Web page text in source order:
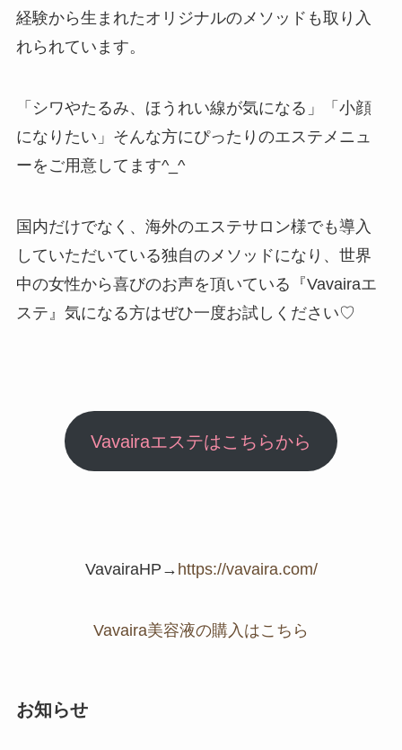
経験から生まれたオリジナルのメソッドも取り入
れられています。
「シワやたるみ、ほうれい線が気になる」「小顔
になりたい」そんな方にぴったりのエステメニュ
ーをご用意してます^_^
国内だけでなく、海外のエステサロン様でも導入
していただいている独自のメソッドになり、世界
中の女性から喜びのお声を頂いている『Vavairaエ
ステ』気になる方はぜひ一度お試しください♡
Vavairaエステはこちらから
VavairaHP→ https://vavaira.com/
Vavaira美容液の購入はこちら
お知らせ